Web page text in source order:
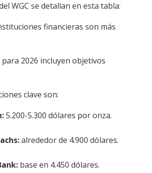
WGC se detallan en esta tabla:
financieras son más
2026 incluyen objetivos
clave son:
5.200-5.300 dólares por onza.
alrededor de 4.900 dólares.
base en 4.450 dólares.